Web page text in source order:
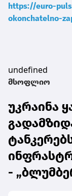
https://euro-
okonchatelno-
undefined
მსოფლიო
უკრაინა
-